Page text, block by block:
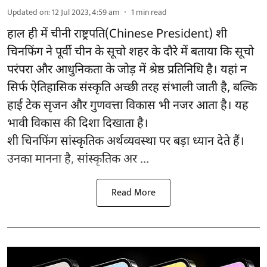
Updated on:12 Jul 2023, 4:59 am 1 min read
हाल ही में चीनी राष्ट्रपति(Chinese President) शी
चिनफिंग ने पूर्वी चीन के सूचो शहर के दौरे में बताया कि सूचो
परंपरा और आधुनिकता के जोड़ में श्रेष्ठ प्रतिनिधि है। यहां न
सिर्फ ऐतिहासिक संस्कृति अच्छी तरह संभाली जाती है, बल्कि
हाई टेक सृजन और गुणवत्ता विकास भी नजर आता है। यह
भावी विकास की दिशा दिखाता है।
शी चिनफिंग सांस्कृतिक अर्थव्यवस्था पर बड़ा ध्यान देते हैं।
उनका मानना है, सांस्कृतिक अर ...
Read More